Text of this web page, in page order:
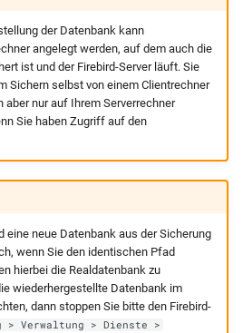
der Datenbank kann
angelegt werden, auf dem auch die
ist und der Firebird-Server läuft. Sie
Sichern selbst von einem Clientrechner
aber nur auf Ihrem Serverrechner
Sie haben Zugriff auf den
eine neue Datenbank aus der Sicherung
wenn Sie den identischen Pfad
hierbei die Realdatenbank zu
wiederhergestellte Datenbank im
dann stoppen Sie bitte den Firebird-
> Verwaltung > Dienste >